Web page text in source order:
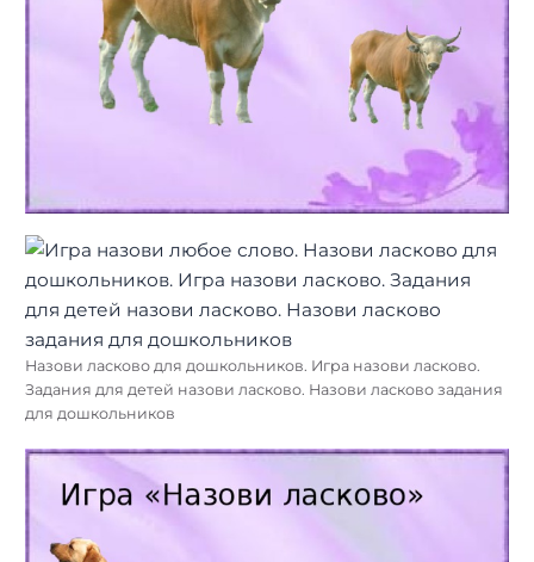
Назови ласково для дошкольников. Игра назови ласково.
Задания для детей назови ласково. Назови ласково задания
для дошкольников